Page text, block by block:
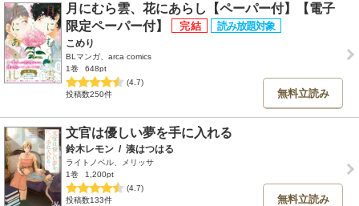
月にむら雲、花にあらし【ペーパー付】【電子
限定ペーパー付】
こめり
BLマンガ、arca comics
1巻
648pt
(4.7)
投稿数250件
無料立読み
文官は優しい夢を手に入れる
鈴木レモン / 湊はつはる
ライトノベル、メリッサ
1巻
1,200pt
(4.7)
投稿数133件
無料立読み